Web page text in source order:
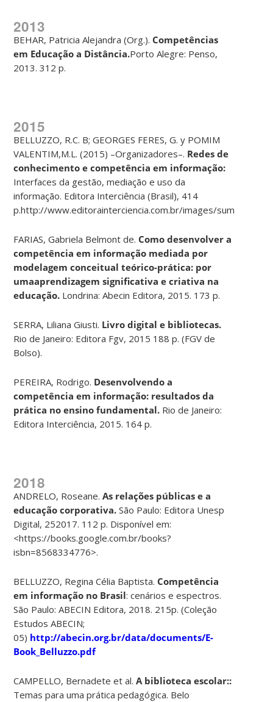
2013
BEHAR, Patricia Alejandra (Org.). Competências
em Educação a Distância.Porto Alegre: Penso,
2013. 312 p.
2015
BELLUZZO, R.C. B; GEORGES FERES, G. y POMIM
VALENTIM,M.L. (2015) –Organizadores–. Redes de
conhecimento e competência em informação:
Interfaces da gestão, mediação e uso da
informação. Editora Interciência (Brasil), 414
p.http://www.editorainterciencia.com.br/images/sumarios/
FARIAS, Gabriela Belmont de. Como desenvolver a
competência em informação mediada por
modelagem conceitual teórico-prática: por
umaaprendizagem significativa e criativa na
educação. Londrina: Abecin Editora, 2015. 173 p.
SERRA, Liliana Giusti. Livro digital e bibliotecas.
Rio de Janeiro: Editora Fgv, 2015 188 p. (FGV de
Bolso).
PEREIRA, Rodrigo. Desenvolvendo a
competência em informação: resultados da
prática no ensino fundamental. Rio de Janeiro:
Editora Interciência, 2015. 164 p.
2018
ANDRELO, Roseane.As relações públicas e a
educação corporativa.São Paulo: Editora Unesp
Digital, 252017. 112 p. Disponível em:
<https://books.google.com.br/books?
isbn=8568334776>.
BELLUZZO, Regina Célia Baptista. Competência
em informação no Brasil: cenários e espectros.
São Paulo: ABECIN Editora, 2018. 215p. (Coleção
Estudos ABECIN;
05) http://abecin.org.br/data/documents/E-
Book_Belluzzo.pdf
CAMPELLO, Bernadete et al.A biblioteca escolar::
Temas para uma prática pedagógica. Belo